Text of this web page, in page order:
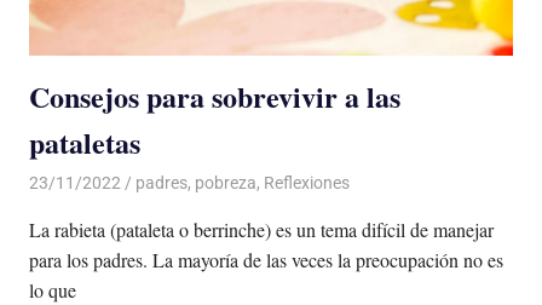
Consejos para sobrevivir a las
pataletas
23/11/2022 De todo un Poco
padres, pobreza, Reflexiones
La rabieta (pataleta o berrinche) es un tema difícil de manejar
para los padres. La mayoría de las veces la preocupación no es
lo que